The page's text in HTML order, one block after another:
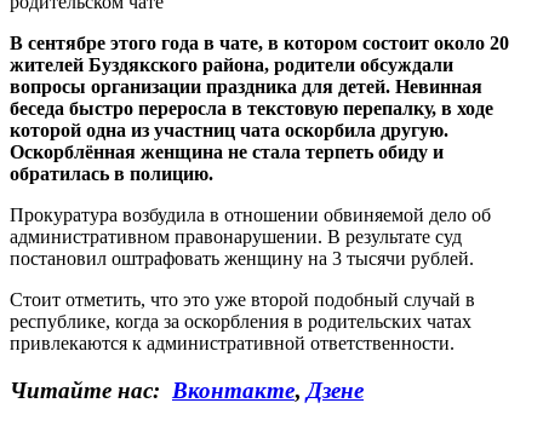
В сентябре этого года в чате, в котором состоит около 20
жителей Буздякского района, родители обсуждали
вопросы организации праздника для детей. Невинная
беседа быстро переросла в текстовую перепалку, в ходе
которой одна из участниц чата оскорбила другую.
Оскорблённая женщина не стала терпеть обиду и
обратилась в полицию.
Прокуратура возбудила в отношении обвиняемой дело об
административном правонарушении. В результате суд
постановил оштрафовать женщину на 3 тысячи рублей.
Стоит отметить, что это уже второй подобный случай в
республике, когда за оскорбления в родительских чатах
привлекаются к административной ответственности.
Читайте нас: Вконтакте, Дзене